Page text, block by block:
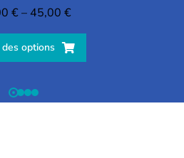
€– 45,00€
des options